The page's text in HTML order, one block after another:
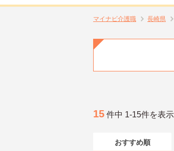
マイナビ介護職 長崎県
15 件中 1-15件を表示
おすすめ順